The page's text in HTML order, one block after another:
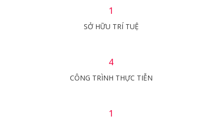
1
SỞ HỮU TRÍ TUỆ
4
CÔNG TRÌNH THỰC TIỄN
1